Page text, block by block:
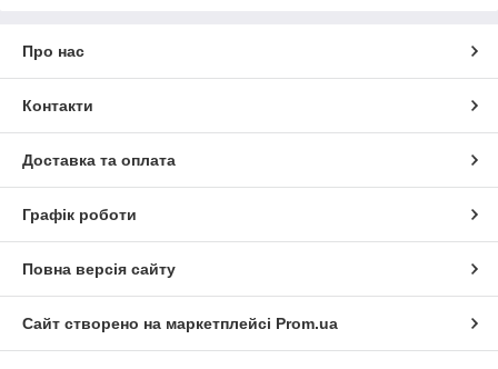
Про нас
Контакти
Доставка та оплата
Графік роботи
Повна версія сайту
Сайт створено на маркетплейсі Prom.ua